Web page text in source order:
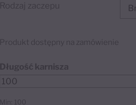
Rodzaj zaczepu
Produkt dostępny na zamówienie
Długość karnisza
Min: 100